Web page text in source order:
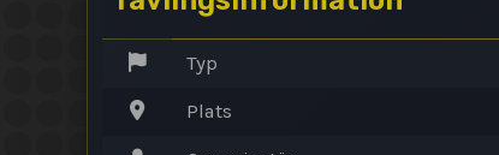
Typ
Plats